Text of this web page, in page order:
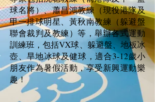
球名將）、蕭昌鴻教練（現役港隊及
甲一排球明星、黃秋南教練（躲避盤
聯會裁判及教練）等，舉辦各式運動
訓練班，包括VX球、躲避盤、地板冰
壺、旱地冰球及健球，適合3-12歲小
朋友作為暑假活動，享受新興運動樂
趣！